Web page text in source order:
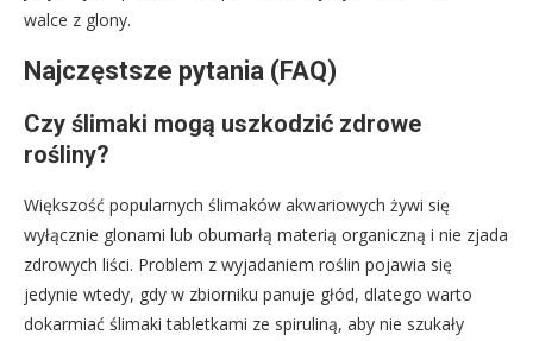
walce z glony.
Najczęstsze pytania (FAQ)
Czy ślimaki mogą uszkodzić zdrowe
rośliny?
Większość popularnych ślimaków akwariowych żywi się
wyłącznie glonami lub obumarłą materią organiczną i nie zjada
zdrowych liści. Problem z wyjadaniem roślin pojawia się
jedynie wtedy, gdy w zbiorniku panuje głód, dlatego warto
dokarmiać ślimaki tabletkami ze spiruliną, aby nie szukały